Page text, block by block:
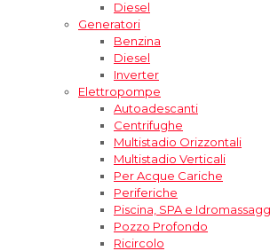
Diesel
Generatori
Benzina
Diesel
Inverter
Elettropompe
Autoadescanti
Centrifughe
Multistadio Orizzontali
Multistadio Verticali
Per Acque Cariche
Periferiche
Piscina, SPA e
Pozzo Profondo
Ricircolo